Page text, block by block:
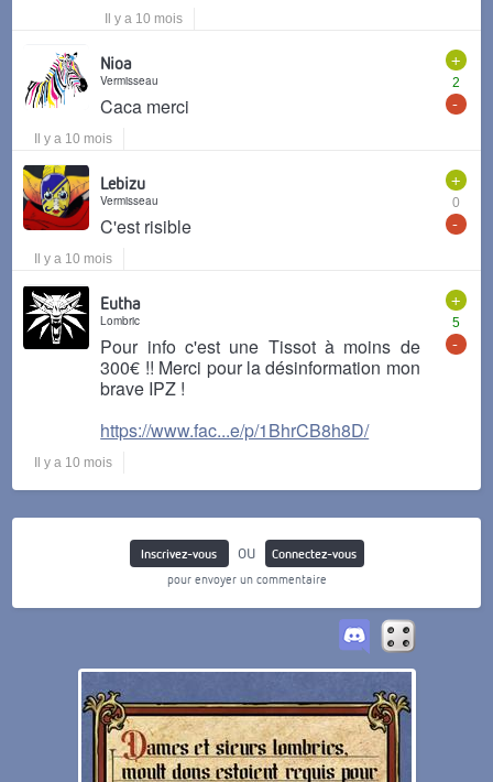
Il y a 10 mois
+
2
-
Nioa
Vermisseau
Caca merci
Il y a 10 mois
+
0
-
Lebizu
Vermisseau
C'est risible
Il y a 10 mois
+
5
-
Eutha
Lombric
Pour info c'est une Tissot à moins de
300€ !! Merci pour la désinformation mon
brave IPZ !
https://www.fac...e/p/1BhrCB8h8D/
Il y a 10 mois
Inscrivez-vous ou
Connectez-vous
pour envoyer un commentaire